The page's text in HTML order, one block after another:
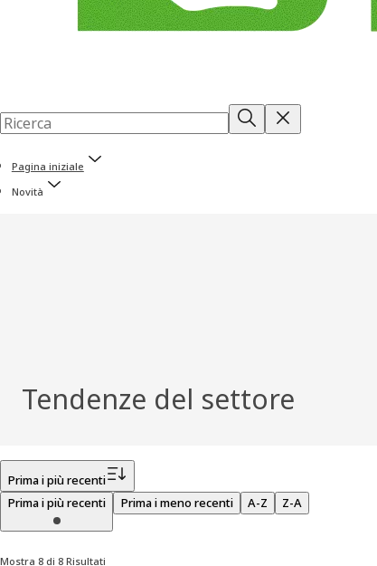
Pagina iniziale
Novità
Tendenze del settore
Prima i più recenti
Prima i più recenti
Prima i meno recenti A-Z Z-A
Mostra 8 di 8 Risultati